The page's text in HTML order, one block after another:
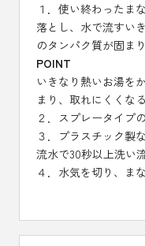
１．使い終わったま
落とし、水で流すい
のタンパク質が固ま
POINT
いきなり熱いお湯を
まり、取れにくくな
２．スプレータイプ
３．プラスチック製
流水で30秒以上洗い
４．水気を切り、ま